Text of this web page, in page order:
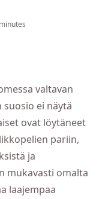
valtavan
suosio ei näytä
ovat löytäneet
pariin,
ja
mukavasti omalta
laajempaa